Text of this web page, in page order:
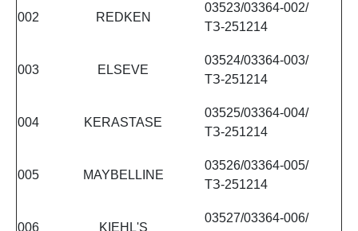
002 REDKEN
03523/03364-002/
ТЗ-251214
003 ELSEVE
03524/03364-003/
ТЗ-251214
004 KERASTASE
03525/03364-004/
ТЗ-251214
005 MAYBELLINE
03526/03364-005/
ТЗ-251214
006 KIEHL'S
03527/03364-006/